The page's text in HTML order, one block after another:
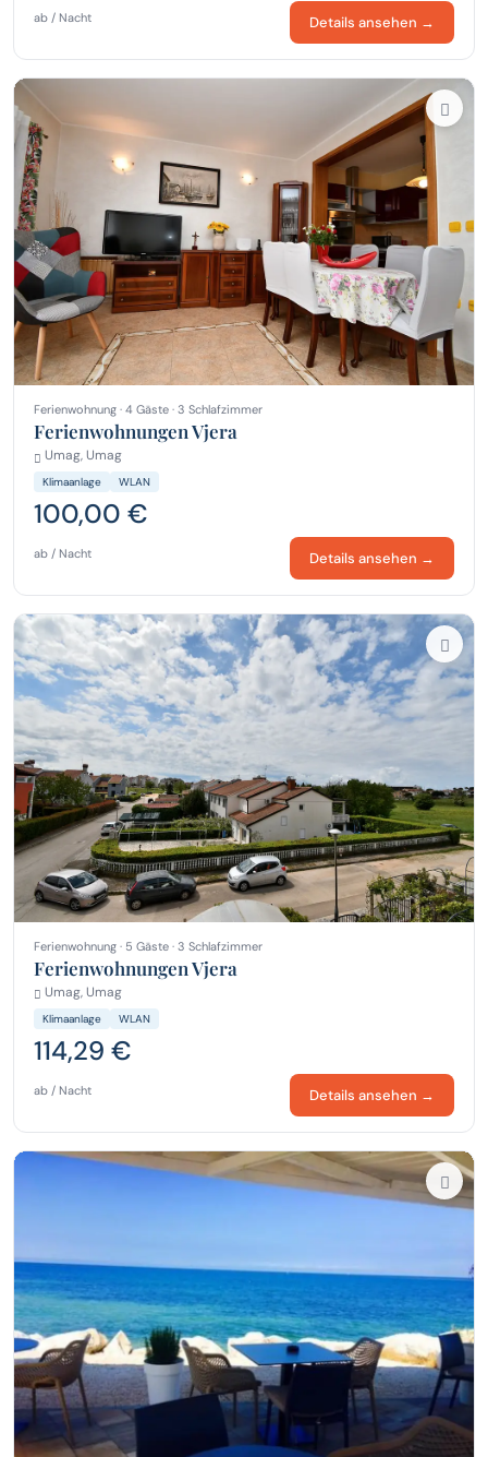
ab / Nacht Details ansehen →
Ferienwohnung · 4 Gäste · 3 Schlafzimmer
Ferienwohnungen Vjera
Umag, Umag
Klimaanlage WLAN
100,00 €
ab / Nacht Details ansehen →
Ferienwohnung · 5 Gäste · 3 Schlafzimmer
Ferienwohnungen Vjera
Umag, Umag
Klimaanlage WLAN
114,29 €
ab / Nacht Details ansehen →